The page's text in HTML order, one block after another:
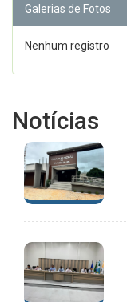
Galerias de Fotos
Nenhum registro
Notícias